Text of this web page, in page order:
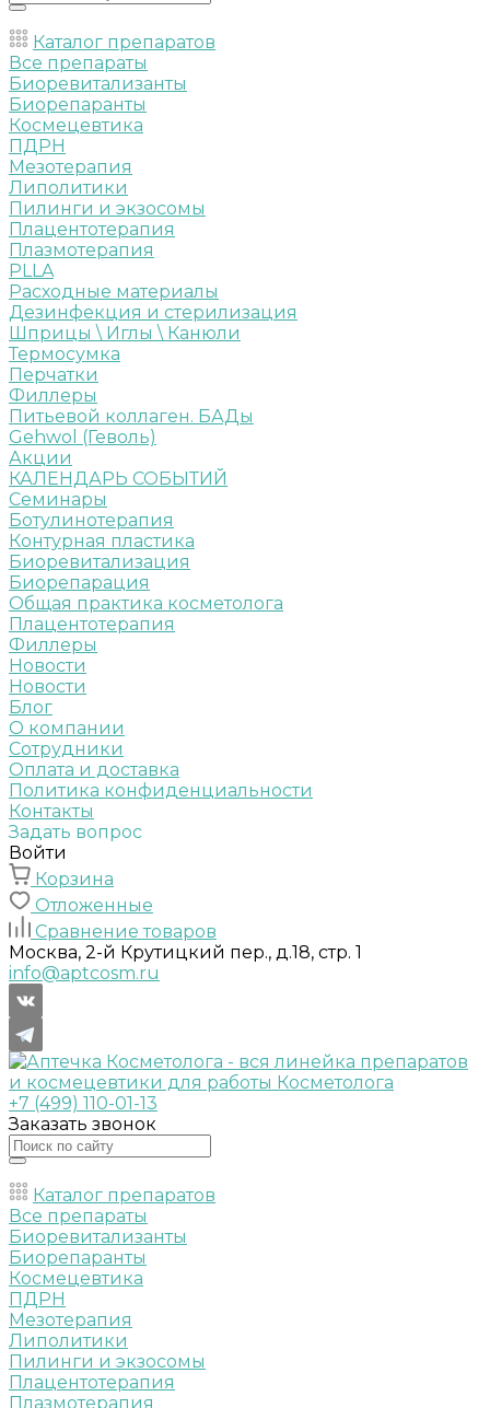
Каталог препаратов
Все препараты
Биоревитализанты
Биорепаранты
Космецевтика
ПДРН
Мезотерапия
Липолитики
Пилинги и экзосомы
Плацентотерапия
Плазмотерапия
PLLA
Расходные материалы
Дезинфекция и стерилизация
Шприцы \ Иглы \ Канюли
Термосумка
Перчатки
Филлеры
Питьевой коллаген. БАДы
Gehwol (Геволь)
Акции
КАЛЕНДАРЬ СОБЫТИЙ
Семинары
Ботулинотерапия
Контурная пластика
Биоревитализация
Биорепарация
Общая практика косметолога
Плацентотерапия
Филлеры
Новости
Новости
Блог
О компании
Сотрудники
Оплата и доставка
Политика конфиденциальности
Контакты
Задать вопрос
Войти
Корзина
Отложенные
Сравнение товаров
Москва, 2-й Крутицкий пер., д.18, стр. 1
info@aptcosm.ru
+7 (499) 110-01-13
Заказать звонок
Каталог препаратов
Все препараты
Биоревитализанты
Биорепаранты
Космецевтика
ПДРН
Мезотерапия
Липолитики
Пилинги и экзосомы
Плацентотерапия
Плазмотерапия